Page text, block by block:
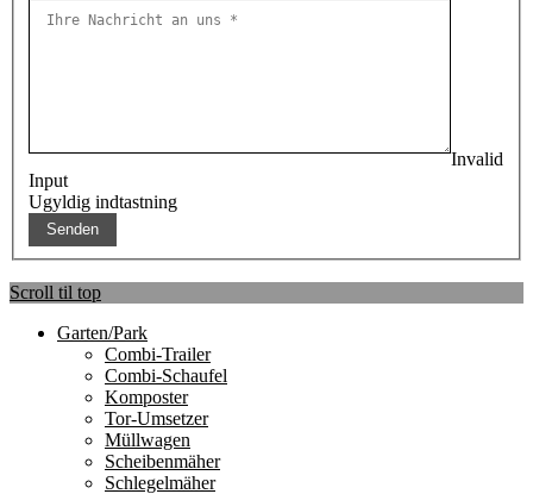
Invalid
Input
Ugyldig indtastning
Scroll til top
Garten/Park
Combi-Trailer
Combi-Schaufel
Komposter
Tor-Umsetzer
Müllwagen
Scheibenmäher
Schlegelmäher